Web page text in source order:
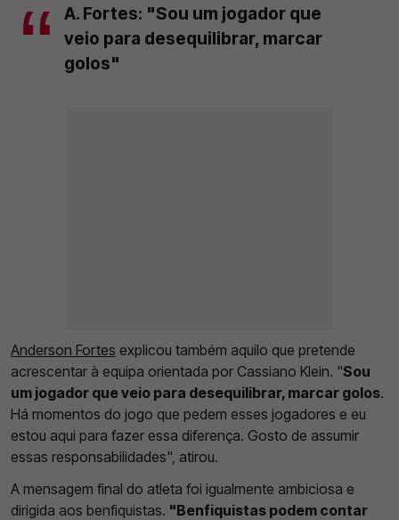
A. Fortes: "Sou um jogador que
veio para desequilibrar, marcar
golos"
Anderson Fortes explicou também aquilo que pretende
acrescentar à equipa orientada por Cassiano Klein. "Sou
um jogador que veio para desequilibrar, marcar golos.
Há momentos do jogo que pedem esses jogadores e eu
estou aqui para fazer essa diferença. Gosto de assumir
essas responsabilidades", atirou.
A mensagem final do atleta foi igualmente ambiciosa e
dirigida aos benfiquistas. "Benfiquistas podem contar